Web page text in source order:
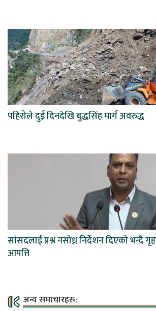
पहिरोले दुई दिनदेखि बुद्धसिंह मार्ग अवरुद्ध
सांसदलाई प्रश्न नसोध्न निर्देशन दिएको भन्दै
आपत्ति
अन्य समाचारहरु: